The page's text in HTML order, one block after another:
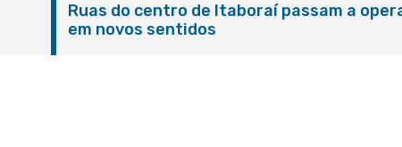
Ruas do centro de Itaboraí passam a
em novos sentidos